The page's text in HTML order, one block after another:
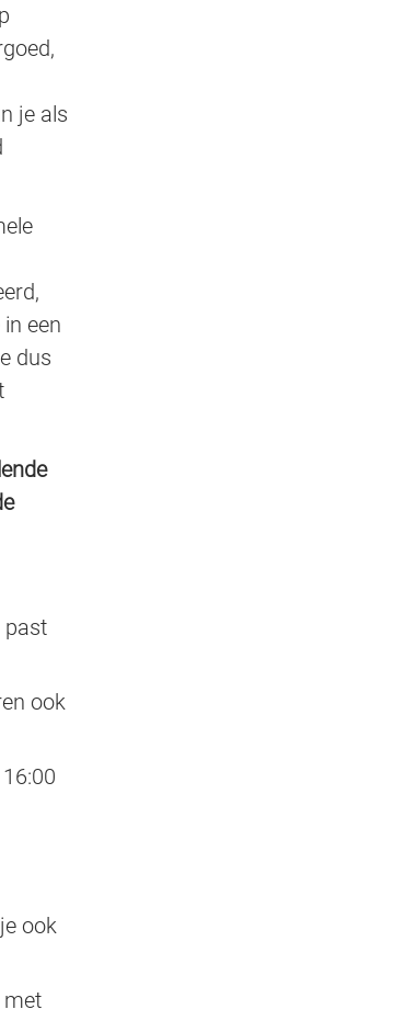
je als
een
dus
past
ook
ook
met